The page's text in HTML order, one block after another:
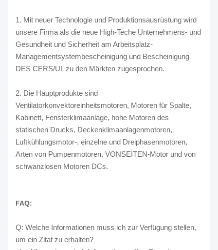
1. Mit neuer Technologie und Produktionsausrüstung wird
unsere Firma als die neue High-Teche Unternehmens- und
Gesundheit und Sicherheit am Arbeitsplatz-
Managementsystembescheinigung und Bescheinigung
DES CERS/UL zu den Märkten zugesprochen.
2. Die Hauptprodukte sind
Ventilatorkonvektoreinheitsmotoren, Motoren für Spalte,
Kabinett, Fensterklimaanlage, hohe Motoren des
statischen Drucks, Deckenklimaanlagenmotoren,
Luftkühlungsmotor-, einzelne und Dreiphasenmotoren,
Arten von Pumpenmotoren, VONSEITEN-Motor und von
schwanzlosen Motoren DCs.
FAQ:
Q: Welche Informationen muss ich zur Verfügung stellen,
um ein Zitat zu erhalten?